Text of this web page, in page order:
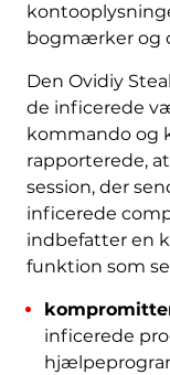
bogmærker og
Den Ovidiy
de inficerede
kommando og
rapporterede,
session, der
inficerede
indbefatter en
funktion som
inficerede